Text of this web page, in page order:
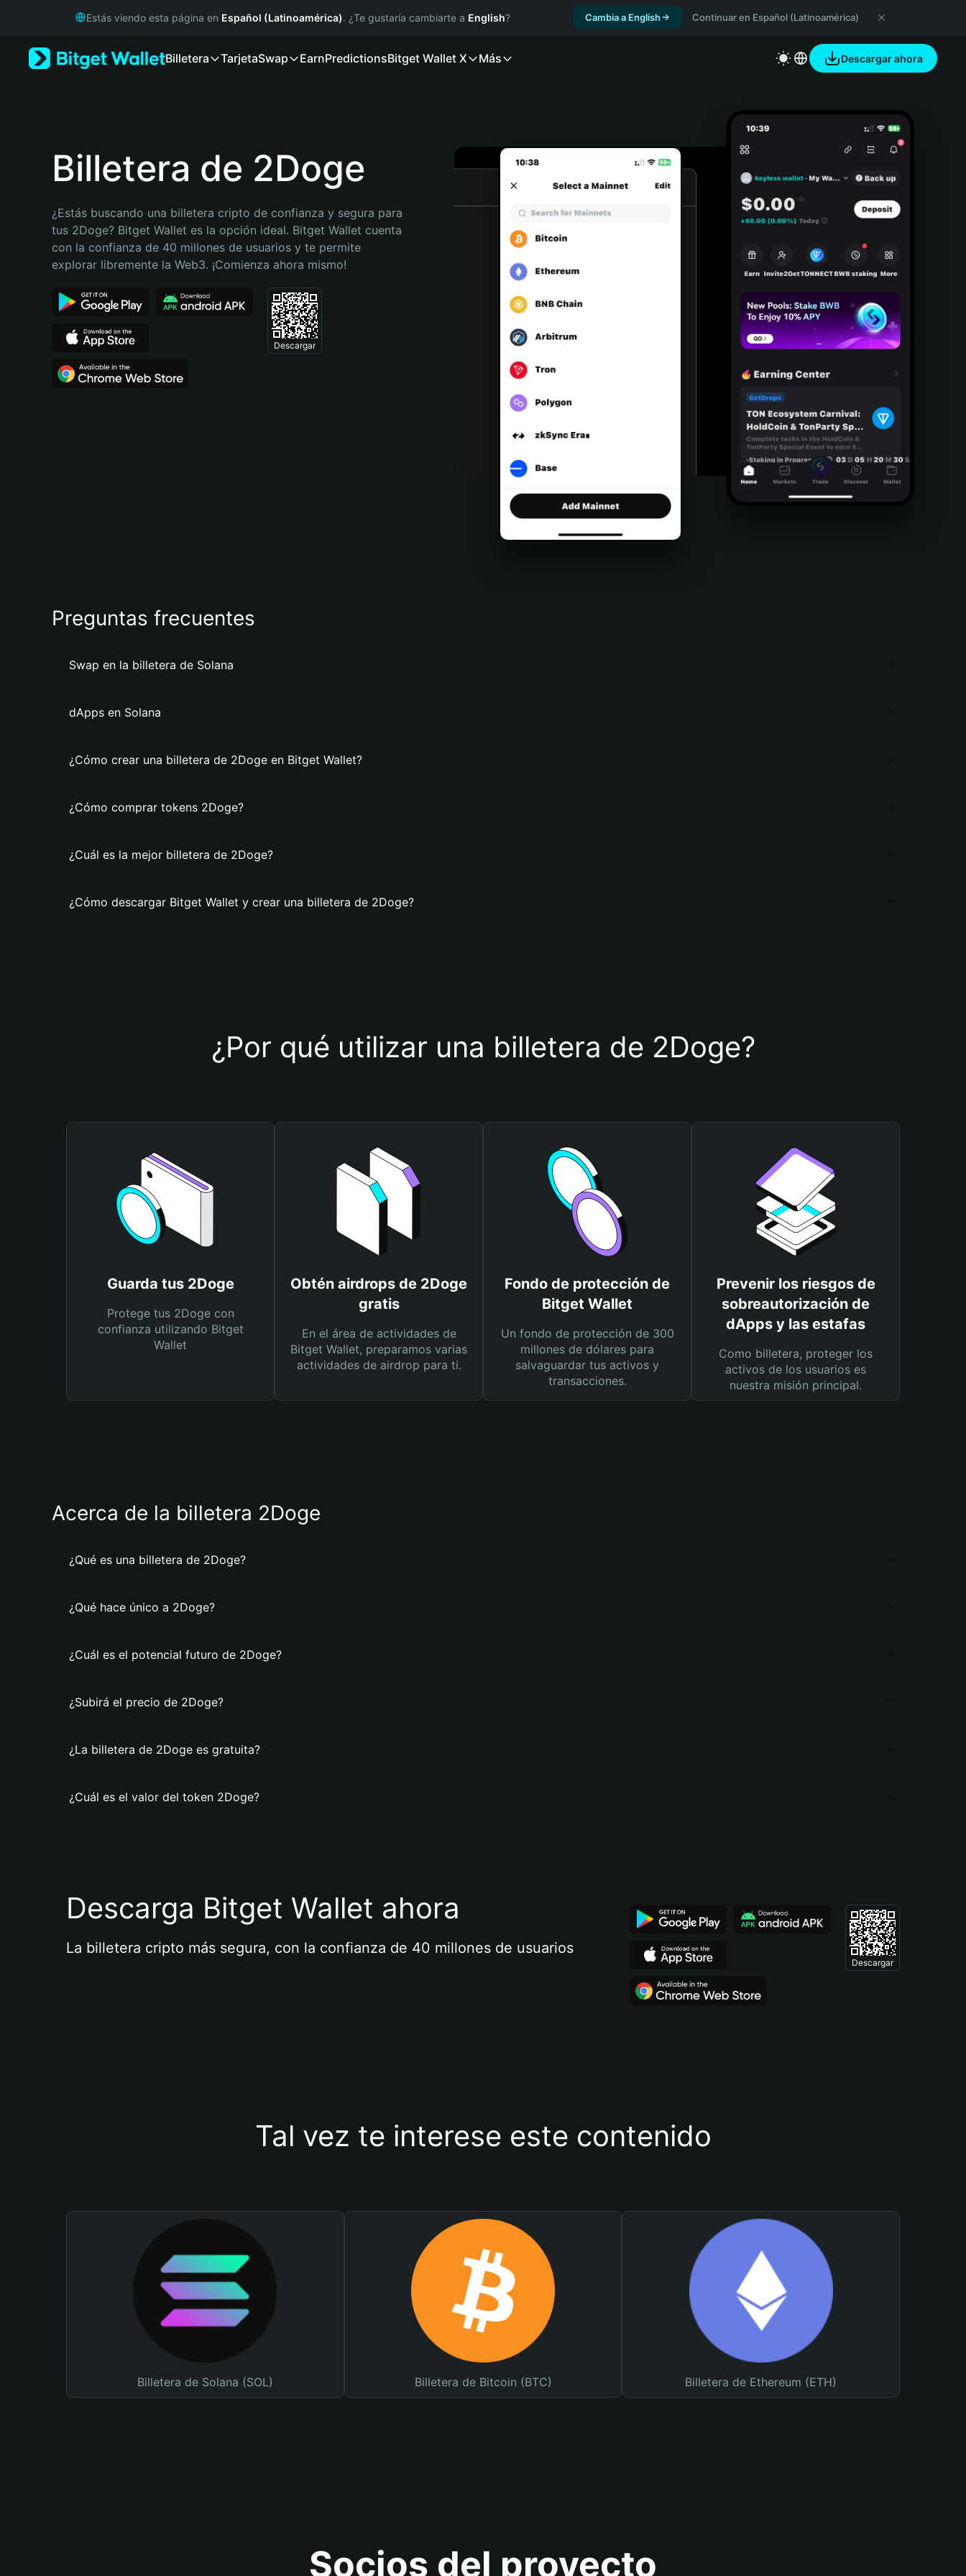
Русский
Bahasa Indonesia
Português (Brasil)
Estás viendo esta página en Español (Latinoamérica). ¿Te gustaría cambiarte a English? Cambia a English Continuar en Español (Latinoamérica)
Billetera TarjetaSwap EarnPredictionsBitget Wallet X Más Descargar ahora
Billetera de 2Doge
¿Estás buscando una billetera cripto de confianza y segura para
tus 2Doge? Bitget Wallet es la opción ideal. Bitget Wallet cuenta
con la confianza de 40 millones de usuarios y te permite
explorar libremente la Web3. ¡Comienza ahora mismo!
Descargar
Preguntas frecuentes
Swap en la billetera de Solana
dApps en Solana
¿Cómo crear una billetera de 2Doge en Bitget Wallet?
¿Cómo comprar tokens 2Doge?
¿Cuál es la mejor billetera de 2Doge?
¿Cómo descargar Bitget Wallet y crear una billetera de 2Doge?
¿Por qué utilizar una billetera de 2Doge?
Guarda tus 2Doge
Protege tus 2Doge con
confianza utilizando Bitget
Wallet
Obtén airdrops de 2Doge
gratis
En el área de actividades de
Bitget Wallet, preparamos varias
actividades de airdrop para ti.
Fondo de protección de
Bitget Wallet
Un fondo de protección de 300
millones de dólares para
salvaguardar tus activos y
transacciones.
Prevenir los riesgos de
sobreautorización de
dApps y las estafas
Como billetera, proteger los
activos de los usuarios es
nuestra misión principal.
Acerca de la billetera 2Doge
¿Qué es una billetera de 2Doge?
¿Qué hace único a 2Doge?
¿Cuál es el potencial futuro de 2Doge?
¿Subirá el precio de 2Doge?
¿La billetera de 2Doge es gratuita?
¿Cuál es el valor del token 2Doge?
Descarga Bitget Wallet ahora
La billetera cripto más segura, con la confianza de 40 millones de usuarios
Descargar
Tal vez te interese este contenido
Billetera de Solana (SOL) Billetera de Bitcoin (BTC) Billetera de Ethereum (ETH)
Socios del proyecto